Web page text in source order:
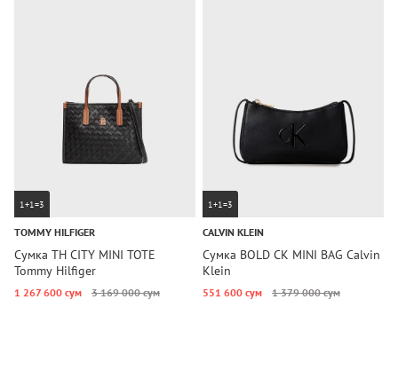
1+1=3
TOMMY HILFIGER
Сумка TH CITY MINI TOTE
Tommy Hilfiger
1 267 600 сум 3 169 000 сум
1+1=3
CALVIN KLEIN
Сумка BOLD CK MINI BAG Calvin
Klein
551 600 сум 1 379 000 сум